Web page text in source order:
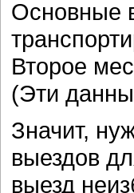
Основные
Второе
(Эти
Значит,
выездов
выезд